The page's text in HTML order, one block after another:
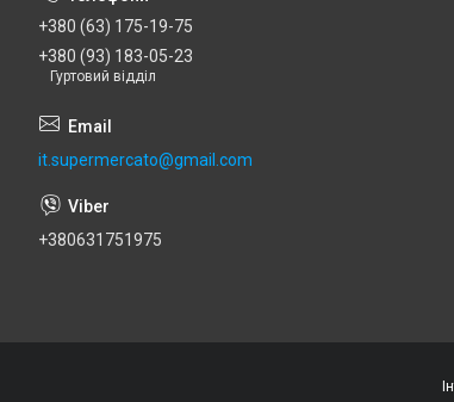
+380 (63) 175-19-75
+380 (93) 183-05-23
Гуртовий відділ
it.supermercato@gmail.com
+380631751975